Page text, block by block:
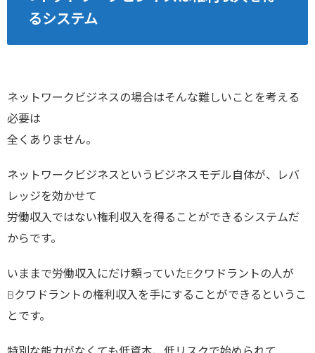
るシステム
ネットワークビジネスの場合はそんな難しいことを考える
必要は
全くありません。
ネットワークビジネスというビジネスモデル自体が、レバ
レッジを効かせて
労働収入ではない権利収入を得ることができるシステムだ
からです。
いままで労働収入にだけ頼っていたEクワドラントの人が
Bクワドラントの権利収入を手にすることができるというこ
とです。